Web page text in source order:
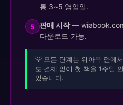
통 3~5 영업일.
5 판매 시작— wiabook.com
다운로드 가능.
💡 모든 단계는 위아북 안에
도 결제 없이 첫 책을 1주일
있습니다.